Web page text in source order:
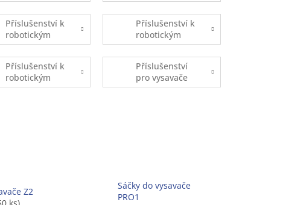
Příslušenství k
robotickým
vysavačům
Eufy Robovac
Příslušenství k
robotickým
vysavačům
iRobot
Příslušenství k
robotickým
vysavačům
Příslušenství
pro vysavače
Dyson
Z2
Sáčky do vysavače
PRO1